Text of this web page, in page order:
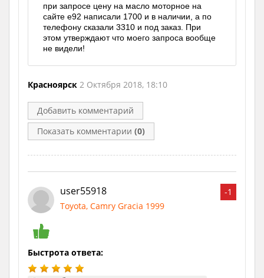
при запросе цену на масло моторное на
сайте е92 написали 1700 и в наличии, а по
телефону сказали 3310 и под заказ. При
этом утверждают что моего запроса вообще
не видели!
Красноярск 2 Октября 2018, 18:10
Добавить комментарий
Показать комментарии (0)
-1
user55918
Toyota, Camry Gracia 1999
Быстрота ответа: